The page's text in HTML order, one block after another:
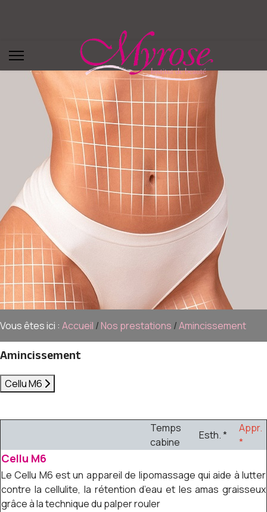
Vous êtes ici : Accueil /Nos prestations /Amincissement
Amincissement
Cellu M6
Temps
cabine
Esth. *
Appr.
*
Cellu M6
Le Cellu M6 est un appareil de lipomassage qui aide à lutter
contre la cellulite, la rétention d’eau et les amas graisseux
grâce à la technique du palper rouler